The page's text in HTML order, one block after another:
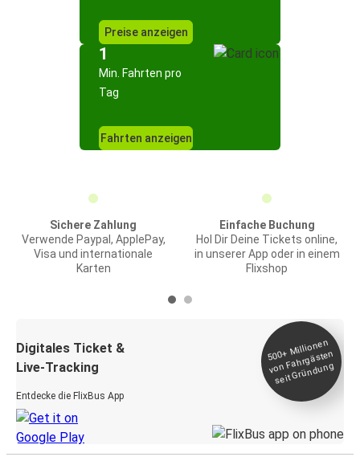
Preise anzeigen
1
Min. Fahrten pro
Tag
Fahrten anzeigen
Sichere Zahlung
Verwende Paypal, ApplePay,
Visa und internationale
Karten
Einfache Buchung
Hol Dir Deine Tickets online,
in unserer App oder in einem
Flixshop
Digitales Ticket &
Live-Tracking
Entdecke die FlixBus App
500+
Millionen
von Fahrgästen
seit
Gründung